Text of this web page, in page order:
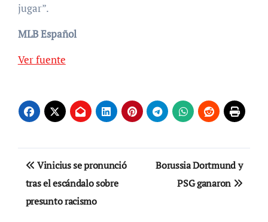
jugar”.
MLB Español
Ver fuente
Navegación
de
entradas
Vinicius se pronunció
tras el escándalo sobre
presunto racismo
Borussia Dortmund y
PSG ganaron